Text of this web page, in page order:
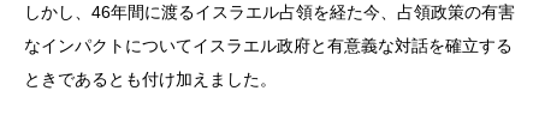
しかし、46年間に渡るイスラエル占領を経た今、占領政策の有害
なインパクトについてイスラエル政府と有意義な対話を確立する
ときであるとも付け加えました。